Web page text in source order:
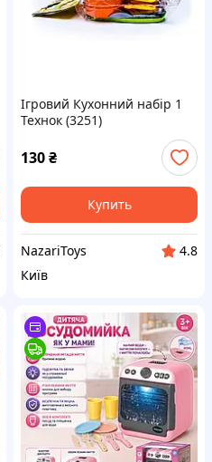
Ігровий Кухонний набір 1
Технок (3251)
130₴
Купить
NazariToys
4.8
Київ